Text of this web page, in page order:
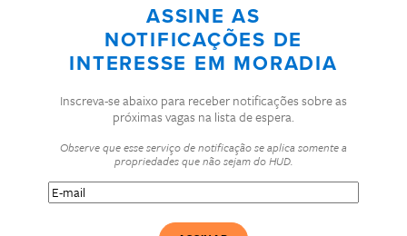
ASSINE AS
NOTIFICAÇÕES DE
INTERESSE EM MORADIA
Inscreva-se abaixo para receber notificações sobre as
próximas vagas na lista de espera.
Observe que esse serviço de notificação se aplica somente a
propriedades que não sejam do HUD.
E-
mail(Obrigatório)